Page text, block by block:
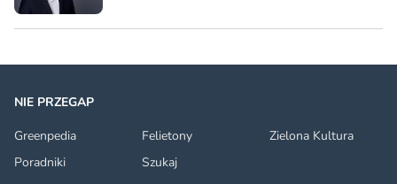
NIE PRZEGAP
Greenpedia
Felietony
Zielona Kultura
Poradniki
Szukaj